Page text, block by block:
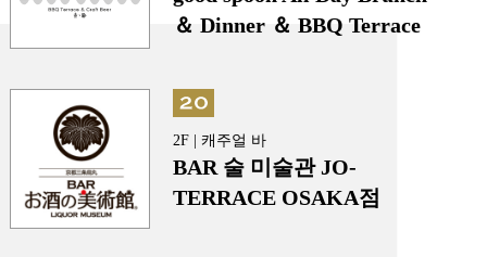
＆ Dinner ＆ BBQ Terrace
2F | 캐주얼 바
BAR 술 미술관 JO-
TERRACE OSAKA점